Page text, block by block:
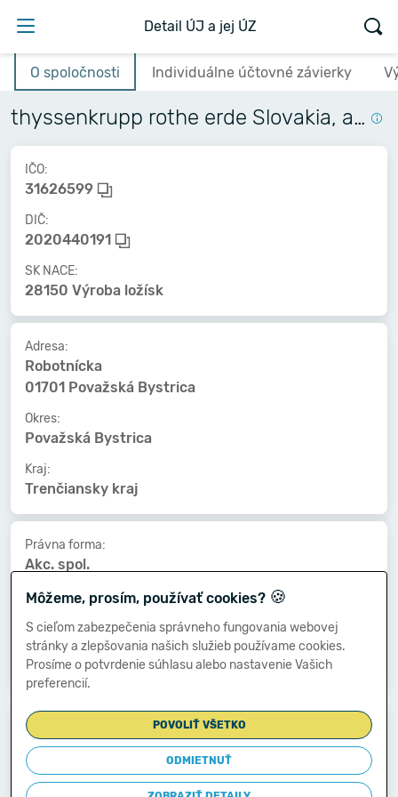
Detail ÚJ a jej ÚZ
O spoločnosti Individuálne účtovné závierky
thyssenkrupp rothe erde Slovakia, a.s.
IČO:
31626599
DIČ:
2020440191
SK NACE:
28150 Výroba ložísk
Adresa:
Robotnícka
01701 Považská Bystrica
Okres:
Považská Bystrica
Kraj:
Trenčiansky kraj
Právna forma:
Akc. spol.
Kat. veľkosti:
Druh vlastníctva:
Zahraničné
Dátum vzniku:
28.03.1995
Dátum zániku:
-
Môžeme, prosím, používať cookies? 🍪
S cieľom zabezpečenia správneho fungovania webovej
stránky a zlepšovania našich služieb používame cookies.
Prosíme o potvrdenie súhlasu alebo nastavenie Vašich
preferencií.
POVOLIŤ VŠETKO
ODMIETNUŤ